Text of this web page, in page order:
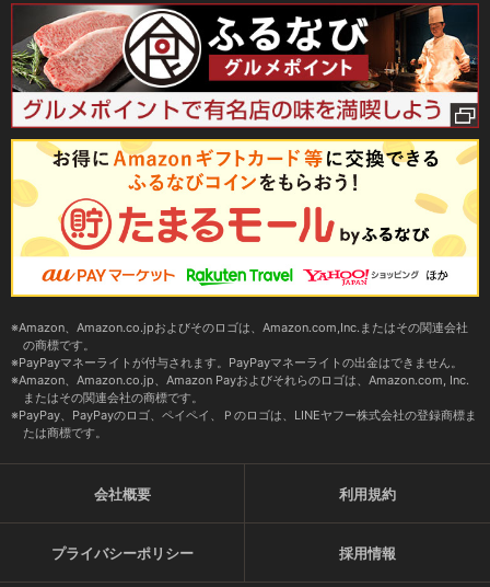
Amazon、Amazon.co.jpおよびそのロゴは、Amazon.com,Inc.またはその関連会社
の商標です。
PayPayマネーライトが付与されます。PayPayマネーライトの出金はできません。
Amazon、Amazon.co.jp、Amazon Payおよびそれらのロゴは、Amazon.com, Inc.
またはその関連会社の商標です。
PayPay、PayPayのロゴ、ペイペイ、Ｐのロゴは、LINEヤフー株式会社の登録商標ま
たは商標です。
会社概要 利用規約
プライバシーポリシー 採用情報